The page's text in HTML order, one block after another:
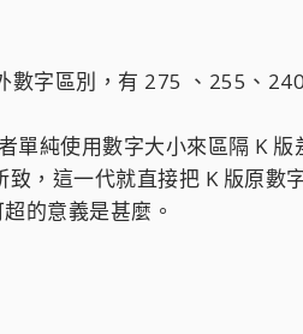
字區別，有 275 、255、
純使用數字大小來區隔 K
，這一代就直接把 K 版原
的意義是甚麼。